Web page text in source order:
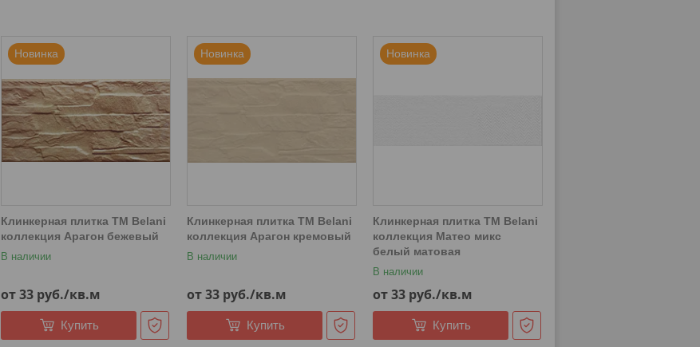
Новинка
Клинкерная плитка ТМ Belani
коллекция Арагон бежевый
В наличии
от 33 руб./кв.м
Купить
Новинка
Клинкерная плитка ТМ Belani
коллекция Арагон кремовый
В наличии
от 33 руб./кв.м
Купить
Новинка
Клинкерная плитка ТМ Belani
коллекция Матео микс
белый матовая
В наличии
от 33 руб./кв.м
Купить